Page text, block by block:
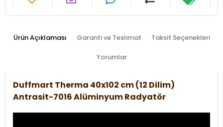
Ürün Açıklaması Garanti ve Teslimat Taksit Seçenekleri
Yorumlar
Duffmart Therma 40x102 cm (12 Dilim)
Antrasit-7016 Alüminyum Radyatör